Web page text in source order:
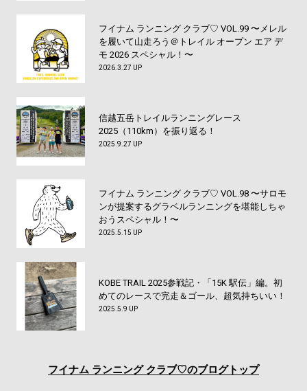
フイナム ランニング クラブ♡ VOL.99 〜メレル
を履いて山走ろう＠トレイル オープン エア デ
モ 2026 スペシャル！〜
2026.3.27 UP
信越五岳トレイルランニングレース
2025（110km）を振り返る！
2025.9.27 UP
フイナム ランニング クラブ♡ VOL.98 〜サロモ
ンが提案するグラベルランニングを堪能しちゃ
おうスペシャル！〜
2025.5.15 UP
KOBE TRAIL 2025参戦記・「15K 駅伝」編。初
めてのレースで完走＆ゴール、超気持ちいい！
2025.5.9 UP
フイナム ランニング クラブ♡のブログトップ